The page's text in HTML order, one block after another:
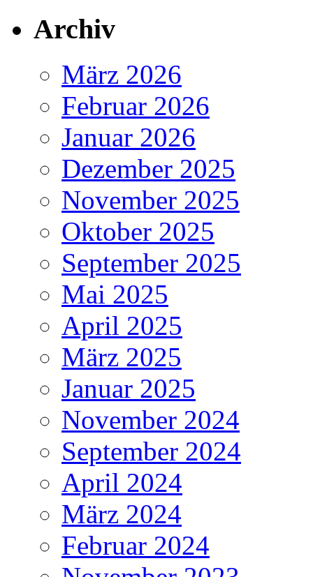
Archiv
März 2026
Februar 2026
Januar 2026
Dezember 2025
November 2025
Oktober 2025
September 2025
Mai 2025
April 2025
März 2025
Januar 2025
November 2024
September 2024
April 2024
März 2024
Februar 2024